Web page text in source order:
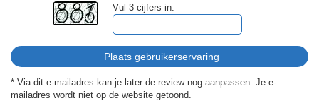
Vul 3 cijfers in:
* Via dit e-mailadres kan je later de review nog aanpassen. Je e-
mailadres wordt niet op de website getoond.